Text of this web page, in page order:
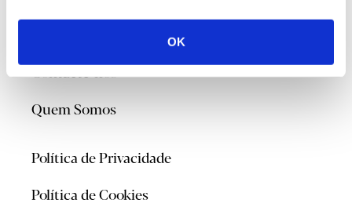
OK
Contacte-nos
Quem Somos
Política de Privacidade
Política de Cookies